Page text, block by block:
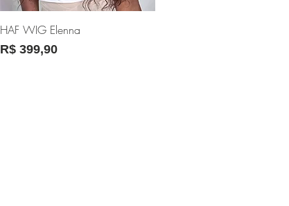
Visualização rápida
HAF WIG Elenna
Preço
R$ 399,90